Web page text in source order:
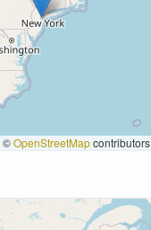
©OpenStreetMapcontributors